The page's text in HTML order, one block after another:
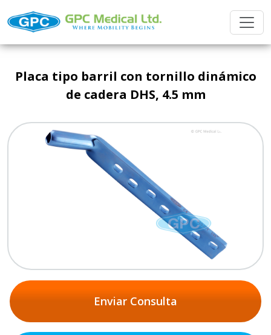
Placa tipo barril con tornillo dinámico
de cadera DHS, 4.5 mm
Enviar Consulta